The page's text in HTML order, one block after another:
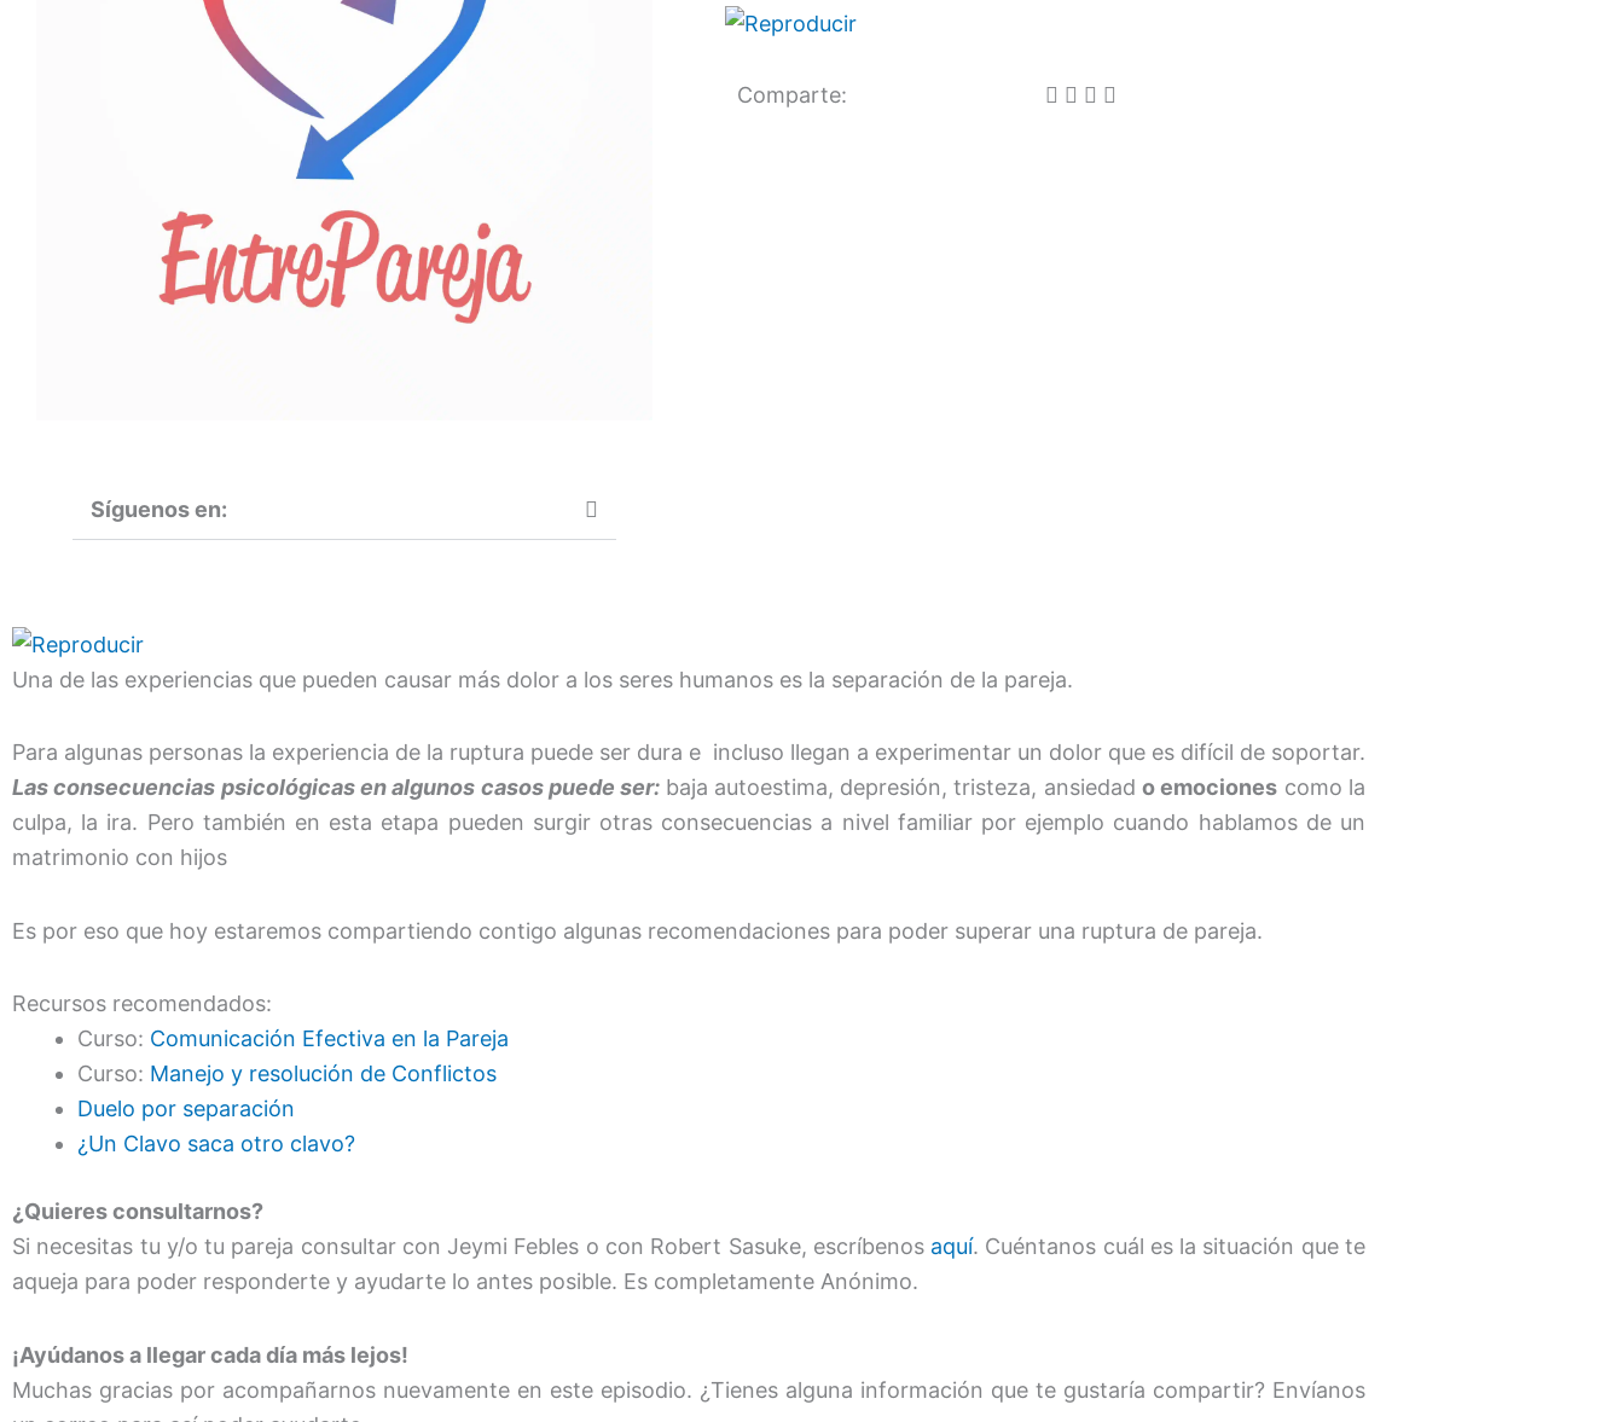
Síguenos en:
Comparte:
Una de las experiencias que pueden causar más dolor a los seres humanos es la separación de la pareja.
Para algunas personas la experiencia de la ruptura puede ser dura e incluso llegan a experimentar un dolor que es difícil de soportar.
Las consecuencias psicológicas en algunos casos puede ser: baja autoestima, depresión, tristeza, ansiedado emociones como la
culpa, la ira. Pero también en esta etapa pueden surgir otras consecuencias a nivel familiar por ejemplo cuando hablamos de un
matrimonio con hijos
Es por eso que hoy estaremos compartiendo contigo algunas recomendaciones para poder superar una ruptura de pareja.
Recursos recomendados:
Curso: Comunicación Efectiva en la Pareja
Curso: Manejo y resolución de Conflictos
Duelo por separación
¿Un Clavo saca otro clavo?
¿Quieres consultarnos?
Si necesitas tu y/o tu pareja consultar con Jeymi Febles o con Robert Sasuke, escríbenos aquí. Cuéntanos cuál es la situación que te
aqueja para poder responderte y ayudarte lo antes posible. Es completamente Anónimo.
¡Ayúdanos a llegar cada día más lejos!
Muchas gracias por acompañarnos nuevamente en este episodio. ¿Tienes alguna información que te gustaría compartir? Envíanos